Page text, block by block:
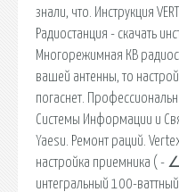
знали, что. Инструкция
Радиостанция - скачать
Многорежимная КВ
вашей антенны, то
погаснет.
Системы Информации и
Yaesu. Ремонт раций.
настройка приемника ( -
интегральный 100-